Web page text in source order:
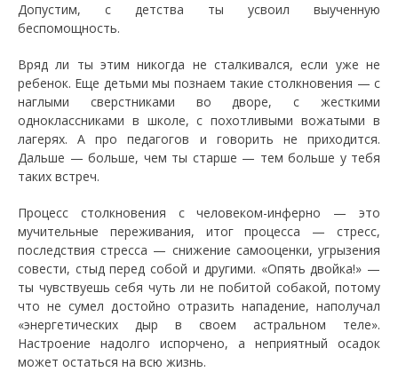
Допустим, с детства ты усвоил выученную
беспомощность.
Вряд ли ты этим никогда не сталкивался, если уже не
ребенок. Еще детьми мы познаем такие столкновения — с
наглыми сверстниками во дворе, с жесткими
одноклассниками в школе, с похотливыми вожатыми в
лагерях. А про педагогов и говорить не приходится.
Дальше — больше, чем ты старше — тем больше у тебя
таких встреч.
Процесс столкновения с человеком-инферно — это
мучительные переживания, итог процесса — стресс,
последствия стресса — снижение самооценки, угрызения
совести, стыд перед собой и другими. «Опять двойка!» —
ты чувствуешь себя чуть ли не побитой собакой, потому
что не сумел достойно отразить нападение, наполучал
«энергетических дыр в своем астральном теле».
Настроение надолго испорчено, а неприятный осадок
может остаться на всю жизнь.